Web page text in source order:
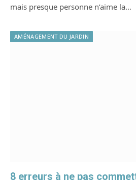
mais presque personne n’aime la…
AMÉNAGEMENT DU JARDIN
8 erreurs à ne pas